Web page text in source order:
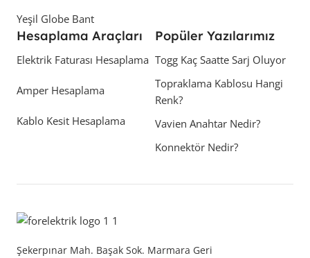
Yeşil Globe Bant
Hesaplama Araçları
Elektrik Faturası Hesaplama
Amper Hesaplama
Kablo Kesit Hesaplama
Popüler Yazılarımız
Togg Kaç Saatte Sarj Oluyor
Topraklama Kablosu Hangi
Renk?
Vavien Anahtar Nedir?
Konnektör Nedir?
Şekerpınar Mah. Başak Sok. Marmara Geri